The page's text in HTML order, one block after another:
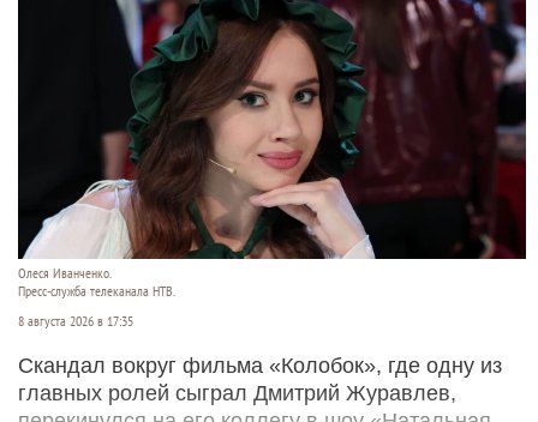
Олеся Иванченко.
Пресс-служба телеканала НТВ.
8 августа 2026 в 17:35
Скандал вокруг фильма «Колобок», где одну из
главных ролей сыграл Дмитрий Журавлев,